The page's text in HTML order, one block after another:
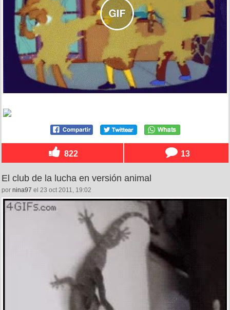
822 13
El club de la lucha en versión animal
por nina97 el 23 oct 2011, 19:02